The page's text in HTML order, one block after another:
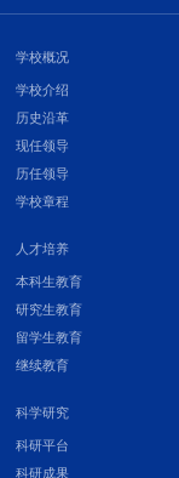
学校概况
学校介绍
历史沿革
现任领导
历任领导
学校章程
人才培养
本科生教育
研究生教育
留学生教育
继续教育
科学研究
科研平台
科研成果